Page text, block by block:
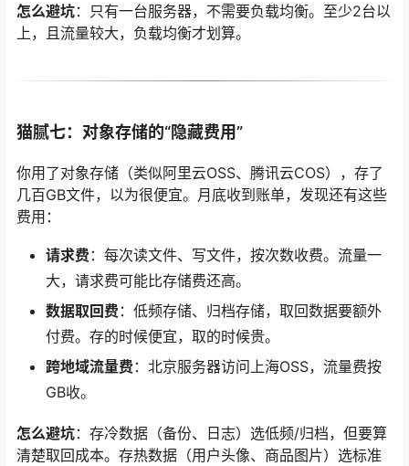
怎么避坑：只有一台服务器，不需要负载均衡。至少2台以
上，且流量较大，负载均衡才划算。
猫腻七：对象存储的“隐藏费用”
你用了对象存储（类似阿里云OSS、腾讯云COS），存了
几百GB文件，以为很便宜。月底收到账单，发现还有这些
费用：
请求费 ：每次读文件、写文件，按次数收费。流量一
大，请求费可能比存储费还高。
数据取回费 ：低频存储、归档存储，取回数据要额外
付费。存的时候便宜，取的时候贵。
跨地域流量费 ：北京服务器访问上海OSS，流量费按
GB收。
怎么避坑：存冷数据（备份、日志）选低频/归档，但要算
清楚取回成本。存热数据（用户头像、商品图片）选标准